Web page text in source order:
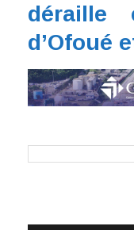
déraille
d’Ofoué